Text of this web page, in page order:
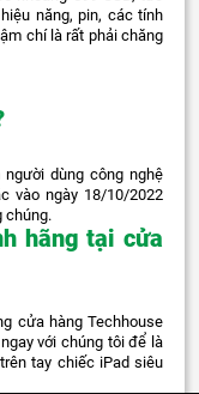
năng, pin, các tính
chí là rất phải chăng
dùng công nghệ
vào ngày 18/10/2022
chúng.
hãng tại cửa
cửa hàng Techhouse
với chúng tôi để là
tay chiếc iPad siêu